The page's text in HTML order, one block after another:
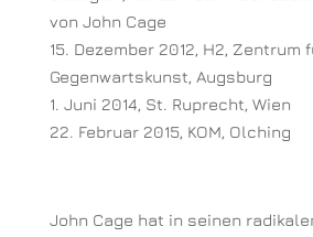
von John Cage
15. Dezember 2012, H2, Zentrum
Gegenwartskunst, Augsburg
1. Juni 2014, St. Ruprecht, Wien
22. Februar 2015, KOM, Olching
John Cage hat in seinen